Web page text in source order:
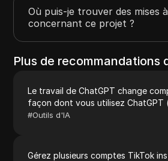
Où puis-je trouver des mises
concernant ce projet ?
Plus de recommandations
Le travail de ChatGPT change
façon dont vous utilisez ChatGPT
#Outils d'IA
Gérez plusieurs comptes TikTok